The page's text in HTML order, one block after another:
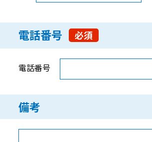
電話番号 必須
電話番号
備考